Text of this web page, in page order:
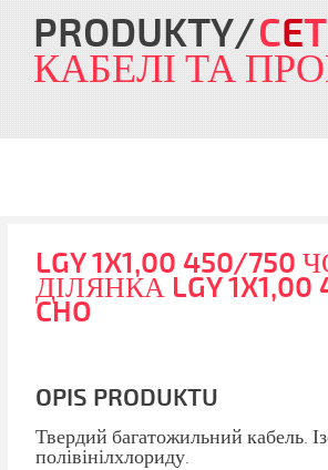
PRODUKTY CET
КАБЕЛІ ТА
LGY 1X1,00 450/750
ДІЛЯНКА LGY 1X1,00
CHO
OPIS PRODUKTU
Твердий багатожильний кабель.
полівінілхлориду.